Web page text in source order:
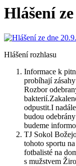
Hlášení
Hlášení rozhlasu
Informace k
probíhají
Rozbor
odpustit.I
budou
budeme
TJ Sokol
tohoto sportu
fotbalisté na
s mužstvem